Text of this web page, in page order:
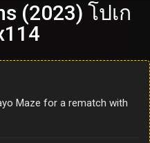
(2023) โปเก
Maze for a rematch with